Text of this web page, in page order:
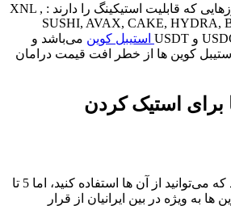
همچنین برخی دیگر از ارزهایی که قابلیت استیکینگ را دارند : XNL ,
SUSHI, AVAX, CAKE, HYDRA,
استیبل کوین
می‎‎‎‎‎‎باشد و
کوین ها از خطر افت قیمت درامان
برای استیک کردن
پلتفرم های زیادی هستند که می‎‎‎‎‎‎توانید از آن ها استفاده کنید، اما 5 تا
ها به ویژه در بین ایرانیان از قرار